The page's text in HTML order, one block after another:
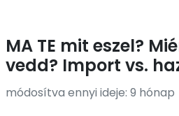
MA TE mit eszel?
vedd? Import vs.
módosítva ennyi ideje: 9 hónap